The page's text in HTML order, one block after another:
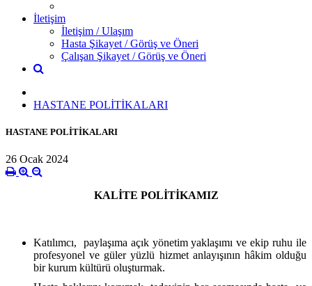
İletişim
İletişim / Ulaşım
Hasta Şikayet / Görüş ve Öneri
Çalışan Şikayet / Görüş ve Öneri
HASTANE POLİTİKALARI
HASTANE POLİTİKALARI
26 Ocak 2024
KALİTE POLİTİKAMIZ
Katılımcı, paylaşıma açık yönetim yaklaşımı ve ekip ruhu ile
profesyonel ve güler yüzlü hizmet anlayışının hâkim olduğu
bir kurum kültürü oluşturmak.